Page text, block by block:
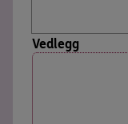
Vedlegg